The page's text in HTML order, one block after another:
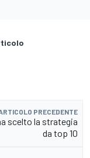
PRECEDENTE
scelto la strategia
da top 10